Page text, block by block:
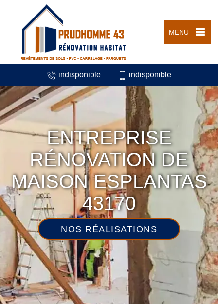
MENU
indisponible indisponible
ENTREPRISE
RÉNOVATION DE
MAISON ESPLANTAS
43170
NOS RÉALISATIONS